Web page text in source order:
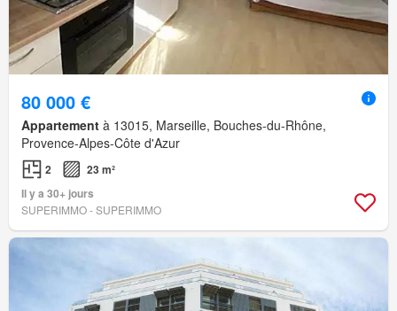
80 000 €
Appartement à 13015, Marseille, Bouches-du-Rhône,
Provence-Alpes-Côte d'Azur
2
23 m²
Il y a 30+ jours
SUPERIMMO - SUPERIMMO